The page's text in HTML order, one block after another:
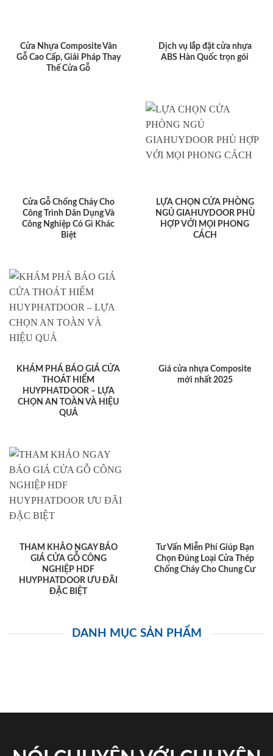
Cửa Nhựa Composite Vân
Gỗ Cao Cấp, Giải Pháp Thay
Thế Cửa Gỗ
Dịch vụ lắp đặt cửa nhựa
ABS Hàn Quốc trọn gói
Cửa Gỗ Chống Cháy Cho
Công Trình Dân Dụng Và
Công Nghiệp Có Gì Khác
Biệt
LỰA CHỌN CỬA PHÒNG
NGỦ GIAHUYDOOR PHÙ
HỢP VỚI MỌI PHONG
CÁCH
KHÁM PHÁ BÁO GIÁ CỬA
THOÁT HIỂM
HUYPHATDOOR – LỰA
CHỌN AN TOÀN VÀ HIỆU
QUẢ
Giá cửa nhựa Composite
mới nhất 2025
THAM KHẢO NGAY BÁO
GIÁ CỬA GỖ CÔNG
NGHIỆP HDF
HUYPHATDOOR ƯU ĐÃI
ĐẶC BIỆT
Tư Vấn Miễn Phí Giúp Bạn
Chọn Đúng Loại Cửa Thép
Chống Cháy Cho Chung Cư
DANH MỤC SẢN PHẨM